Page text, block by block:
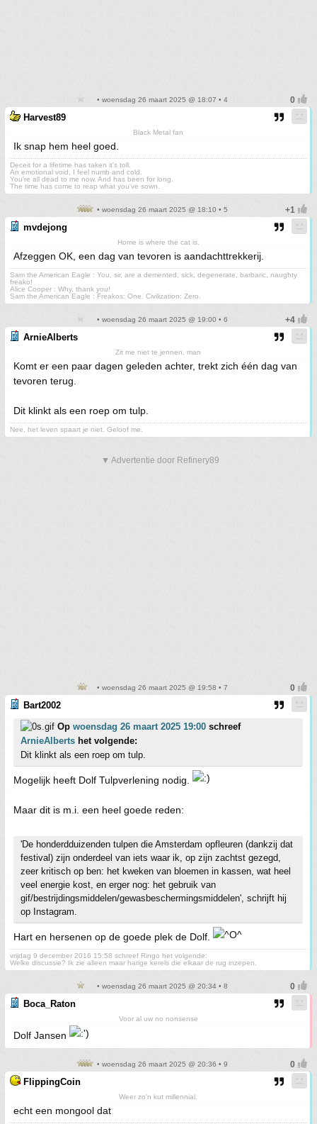
• woensdag 26 maart 2025 @ 18:07 • 4
Harvest89
Black Metal fan
Ik snap hem heel goed.
Deceit for a lifetime has taken it's toll.
An emotional void, I feel numb and cold.
You're all dead to me now. And has been for long.
The time has come to reap what you've sown.
• woensdag 26 maart 2025 @ 18:10 • 5
mvdejong
Home is where the cat is.
Afzeggen OK, een dag van tevoren is aandachttrekkerij.
Sam the American Eagle : You, sir, are a demented, sick, degenerate, barbaric, naughty
freako!
Alice Cooper : Why, thank you!
Sam the American Eagle : Freakos: One. Civilization: Zero.
• woensdag 26 maart 2025 @ 19:00 • 6
ArnieAlberts
Zit me niet te jennen, man
Komt er een paar dagen geleden achter, trekt zich één dag van
tevoren terug.
Dit klinkt als een roep om tulp.
Nee, het leven spaart je niet. Geloof me.
▼ Advertentie door Refinery89
• woensdag 26 maart 2025 @ 19:58 • 7
Bart2002
Op woensdag 26 maart 2025 19:00 schreef
ArnieAlberts het volgende:
Dit klinkt als een roep om tulp.
Mogelijk heeft Dolf Tulpverlening nodig.
Maar dit is m.i. een heel goede reden:
'De honderdduizenden tulpen die Amsterdam opfleuren (dankzij dat
festival) zijn onderdeel van iets waar ik, op zijn zachtst gezegd,
zeer kritisch op ben: het kweken van bloemen in kassen, wat heel
veel energie kost, en erger nog: het gebruik van
gif/bestrijdingsmiddelen/gewasbeschermingsmiddelen', schrijft hij
op Instagram.
Hart en hersenen op de goede plek de Dolf.
vrijdag 9 december 2016 15:58 schreef Ringo het volgende:
Welke discussie? Ik zie alleen maar harige kerels die elkaar de rug inzepen.
• woensdag 26 maart 2025 @ 20:34 • 8
Boca_Raton
Voor al uw no nonsense
Dolf Jansen
• woensdag 26 maart 2025 @ 20:36 • 9
FlippingCoin
Weer zo'n kut millennial.
echt een mongool dat